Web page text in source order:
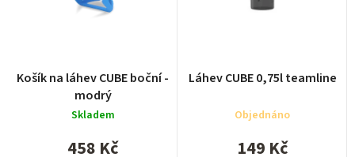
Košík na láhev CUBE boční -
modrý
Skladem
458 Kč
Láhev CUBE 0,75l teamline
Objednáno
149 Kč